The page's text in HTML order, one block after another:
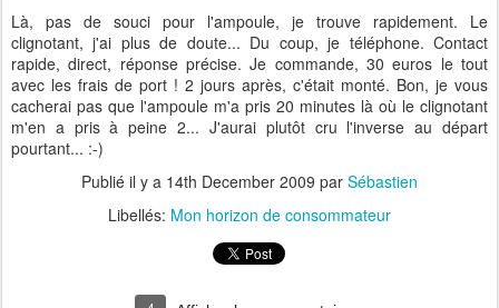
Là, pas de souci pour l'ampoule, je trouve rapidement. Le
clignotant, j'ai plus de doute... Du coup, je téléphone. Contact
rapide, direct, réponse précise. Je commande, 30 euros le tout
avec les frais de port ! 2 jours après, c'était monté. Bon, je vous
cacherai pas que l'ampoule m'a pris 20 minutes là où le clignotant
m'en a pris à peine 2... J'aurai plutôt cru l'inverse au départ
pourtant... :-)
Publié il y a 14th December 2009 par Sébastien
Libellés: Mon horizon de consommateur